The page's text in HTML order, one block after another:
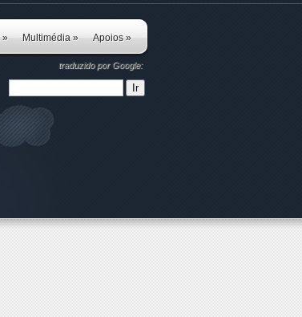
» Multimédia » Apoios »
traduzido por Google: